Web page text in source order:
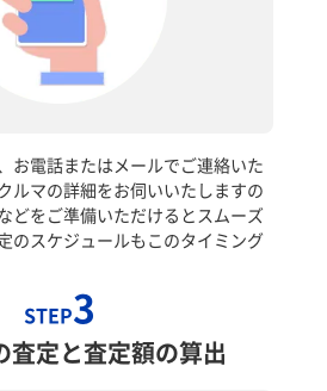
お電話またはメールでご連絡いた
ルマの詳細をお伺いいたしますの
どをご準備いただけるとスムーズ
のスケジュールもこのタイミング
STEP3
査定と査定額の算出